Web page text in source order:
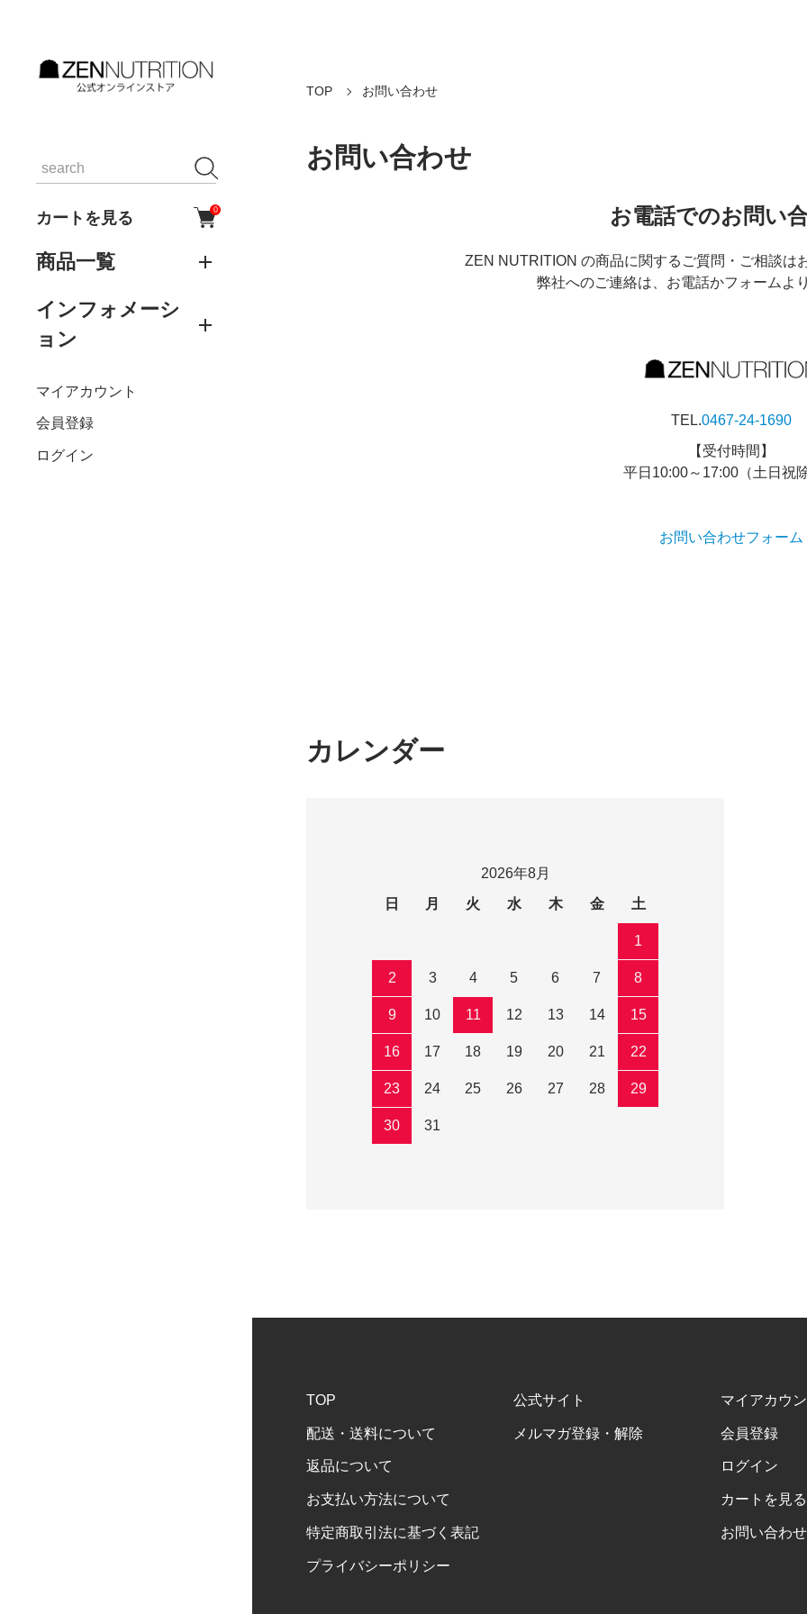
カートを見る 0
商品一覧
インフォメーシ
ョン
マイアカウント
会員登録
ログイン
TOP お問い合わせ
お問い合わせ
お電話でのお問い
ZEN NUTRITION の商品に関するご質問・ご相談は
弊社へのご連絡は、お電話かフォームよ
TEL.0467-24-1690
【受付時間】
平日10:00～17:00（土日祝
お問い合わせフォーム
カレンダー
2026年8月
日
月 火 水 木 金 土
1
2 3 4 5 6 7 8
9 10 11 12 13 14 15
16 17 18 19 20 21 22
23 24 25 26 27 28 29
30 31
TOP
配送・送料について
返品について
お支払い方法について
特定商取引法に基づく表記
プライバシーポリシー
公式サイト
メルマガ登録・解除
マイアカウ
会員登録
ログイン
カートを見る
お問い合わせ